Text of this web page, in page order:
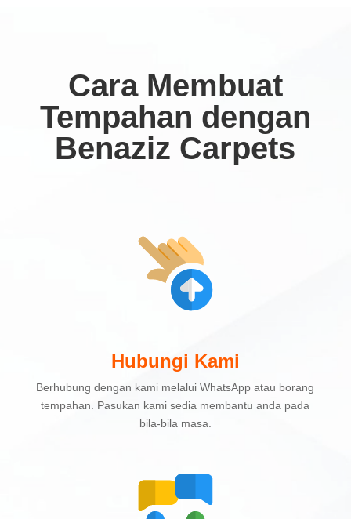
Cara Membuat
Tempahan dengan
Benaziz Carpets
Hubungi Kami
Berhubung dengan kami melalui WhatsApp atau borang
tempahan. Pasukan kami sedia membantu anda pada
bila-bila masa.